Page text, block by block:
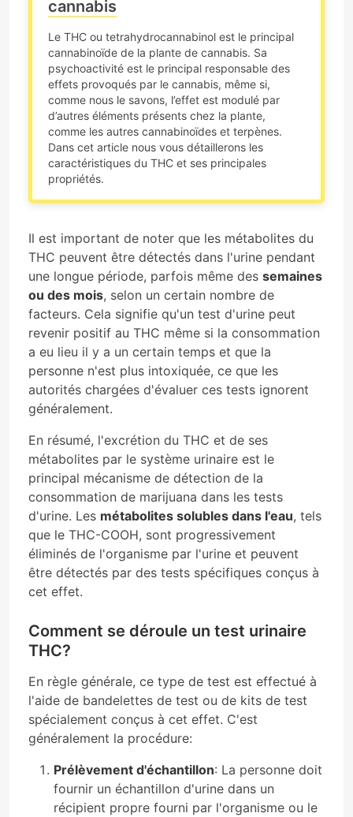
cannabis
Le THC ou tetrahydrocannabinol est le principal
cannabinoïde de la plante de cannabis. Sa
psychoactivité est le principal responsable des
effets provoqués par le cannabis, même si,
comme nous le savons, l’effet est modulé par
d’autres éléments présents chez la plante,
comme les autres cannabinoïdes et terpènes.
Dans cet article nous vous détaillerons les
caractéristiques du THC et ses principales
propriétés.
Il est important de noter que les métabolites du
THC peuvent être détectés dans l'urine pendant
une longue période, parfois même des semaines
ou des mois, selon un certain nombre de
facteurs. Cela signifie qu'un test d'urine peut
revenir positif au THC même si la consommation
a eu lieu il y a un certain temps et que la
personne n'est plus intoxiquée, ce que les
autorités chargées d'évaluer ces tests ignorent
généralement.
En résumé, l'excrétion du THC et de ses
métabolites par le système urinaire est le
principal mécanisme de détection de la
consommation de marijuana dans les tests
d'urine. Les métabolites solubles dans l'eau, tels
que le THC-COOH, sont progressivement
éliminés de l'organisme par l'urine et peuvent
être détectés par des tests spécifiques conçus à
cet effet.
Comment se déroule un test urinaire
THC?
En règle générale, ce type de test est effectué à
l'aide de bandelettes de test ou de kits de test
spécialement conçus à cet effet. C'est
généralement la procédure:
Prélèvement d'échantillon: La personne doit
fournir un échantillon d'urine dans un
récipient propre fourni par l'organisme ou le